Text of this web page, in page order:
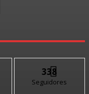
338
Seguidores